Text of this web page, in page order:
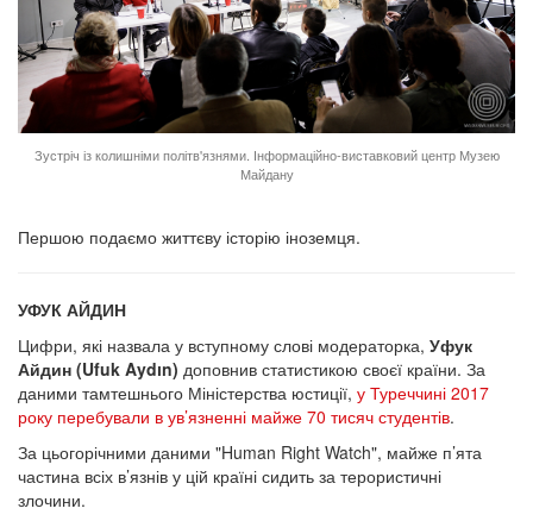
Зустріч із колишніми політв'язнями. Інформаційно-виставковий центр Музею
Майдану
Першою подаємо життєву історію іноземця.
УФУК АЙДИН
Цифри, які назвала у вступному слові модераторка, Уфук
Айдин (Ufuk Aydın) доповнив статистикою своєї країни. За
даними тамтешнього Міністерства юстиції, у Туреччині 2017
року перебували в ув’язненні майже 70 тисяч студентів.
За цьогорічними даними "Human Right Watch", майже п’ята
частина всіх в’язнів у цій країні сидить за терористичні
злочини.